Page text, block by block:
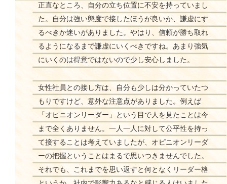
正直なところ、自分の立ち位置に不安を持っていまし
た。自分は強い態度で接したほうが良いか、謙虚にす
るべきか迷いがありました。やはり、信頼が勝ち取れ
るようになるまで謙虚にいくべきですね。あまり強気
にいくのは得意ではないので少し安心しました。
女性社員との接し方は、自分も少しは分かっていたつ
もりですけど、意外な注意点がありました。例えば
「オピニオンリーダー」という目で人を見たことは今
まで全くありません。一人一人に対して公平性を持っ
て接することは考えていましたが、オピニオンリーダ
ーの把握ということはまるで思いつきませんでした。
それでも、これまでを思い返すと何となくリーダー格